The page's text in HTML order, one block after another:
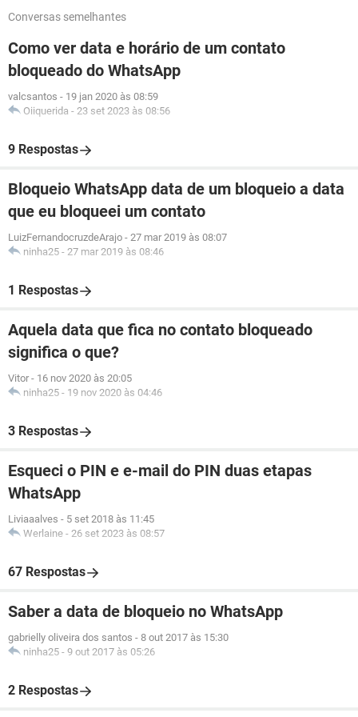
Conversas semelhantes
Como ver data e horário de um contato
bloqueado do WhatsApp
valcsantos - 19 jan 2020 às 08:59
Oiiquerida - 23 set 2023 às 08:56
9 Respostas
Bloqueio WhatsApp data de um bloqueio a data
que eu bloqueei um contato
LuizFernandocruzdeArajo - 27 mar 2019 às 08:07
ninha25 - 27 mar 2019 às 08:46
1 Respostas
Aquela data que fica no contato bloqueado
significa o que?
Vitor - 16 nov 2020 às 20:05
ninha25 - 19 nov 2020 às 04:46
3 Respostas
Esqueci o PIN e e-mail do PIN duas etapas
WhatsApp
Liviaaalves - 5 set 2018 às 11:45
Werlaine - 26 set 2023 às 08:57
67 Respostas
Saber a data de bloqueio no WhatsApp
gabrielly oliveira dos santos - 8 out 2017 às 15:30
ninha25 - 9 out 2017 às 05:26
2 Respostas